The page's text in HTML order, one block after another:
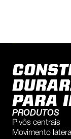
PARA
PRODUTOS
Pivôs centrais
Movimento